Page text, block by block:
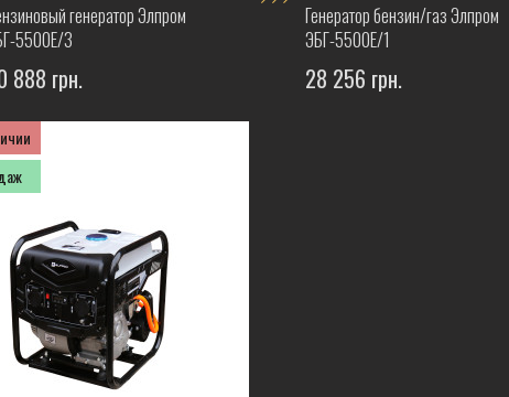
генератор Элпром
5500Е/3
888 грн.
Генератор бензин/газ Элпром
ЭБГ-5500Е/1
28 256 грн.